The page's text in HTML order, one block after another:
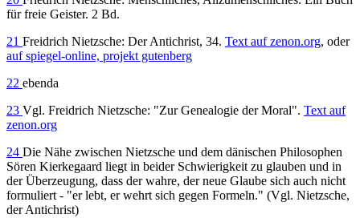
für freie Geister. 2 Bd.
21 Freidrich Nietzsche: Der Antichrist, 34. Text auf zenon.org, oder
auf spiegel-online, projekt gutenberg
22 ebenda
23 Vgl. Freidrich Nietzsche: "Zur Genealogie der Moral". Text auf
zenon.org
24 Die Nähe zwischen Nietzsche und dem dänischen Philosophen
Sören Kierkegaard liegt in beider Schwierigkeit zu glauben und in
der Überzeugung, dass der wahre, der neue Glaube sich auch nicht
formuliert - "er lebt, er wehrt sich gegen Formeln." (Vgl. Nietzsche,
der Antichrist)